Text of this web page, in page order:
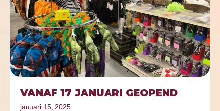
VANAF 17 JANUARI GEOPEND
januari 15, 2025